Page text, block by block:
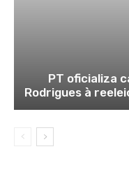
PT oficializa
Rodrigues à